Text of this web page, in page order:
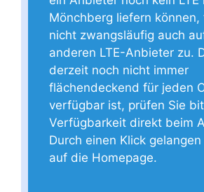
Mönchberg liefern
nicht zwangsläufig auch
anderen LTE-Anbieter zu.
derzeit noch nicht immer
flächendeckend für jeden
verfügbar ist, prüfen Sie
Verfügbarkeit direkt beim
Durch einen Klick
auf die Homepage.